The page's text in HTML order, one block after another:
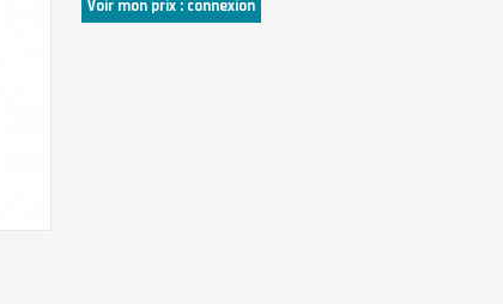
Voir mon prix : connexion